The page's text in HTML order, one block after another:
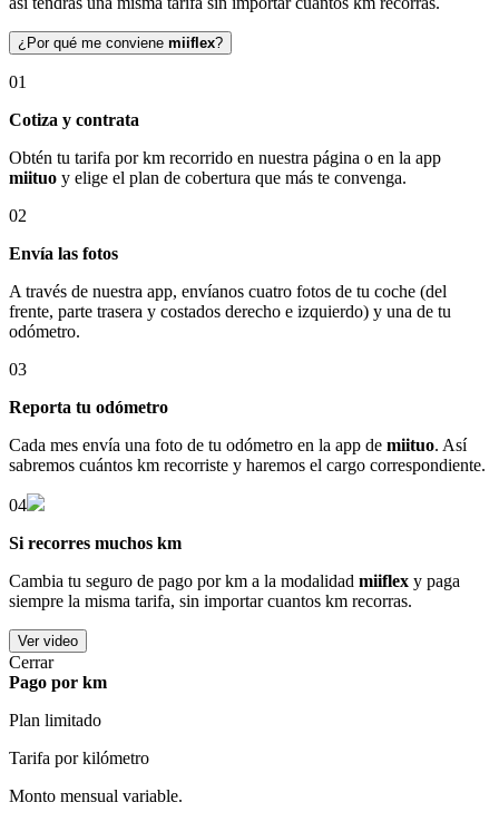
¿Por qué me conviene miiflex?
01
Cotiza y contrata
Obtén tu tarifa por km recorrido en nuestra página o en la app
miituo y elige el plan de cobertura que más te convenga.
02
Envía las fotos
A través de nuestra app, envíanos cuatro fotos de tu coche (del
frente, parte trasera y costados derecho e izquierdo) y una de tu
odómetro.
03
Reporta tu odómetro
Cada mes envía una foto de tu odómetro en la app de miituo. Así
sabremos cuántos km recorriste y haremos el cargo correspondiente.
04
Si recorres muchos km
Cambia tu seguro de pago por km a la modalidad miiflex y paga
siempre la misma tarifa, sin importar cuantos km recorras.
Ver video
Cerrar
Pago por km
Plan limitado
Tarifa por kilómetro
Monto mensual variable.